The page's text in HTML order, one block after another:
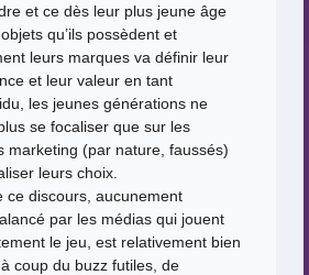
et ce dès leur plus jeune âge
qu’ils possèdent et
leurs marques va définir leur
et leur valeur en tant
les jeunes générations ne
se focaliser que sur les
marketing (par nature, faussés)
leurs choix.
ce discours, aucunement
par les médias qui jouent
le jeu, est relativement bien
coup du buzz futiles, de